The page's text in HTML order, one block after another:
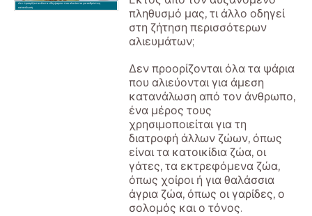
Δεν προορίζονται όλα τα είδη ψαριών που αλιεύονται για ανθρώπινη
κατανάλωση.
πληθυσμό μας, τι άλλο οδηγεί
στη ζήτηση περισσότερων
αλιευμάτων;
Δεν προορίζονται όλα τα ψάρια
που αλιεύονται για άμεση
κατανάλωση από τον άνθρωπο,
ένα μέρος τους
χρησιμοποιείται για τη
διατροφή άλλων ζώων, όπως
είναι τα κατοικίδια ζώα, οι
γάτες, τα εκτρεφόμενα ζώα,
όπως χοίροι ή για θαλάσσια
άγρια ζώα, όπως οι γαρίδες, ο
σολομός και ο τόνος.